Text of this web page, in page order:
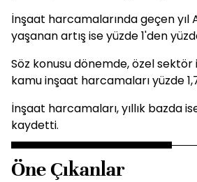
İnşaat harcamalarında geçen yıl
yaşanan artış ise yüzde 1'den
Söz konusu dönemde, özel
kamu inşaat harcamaları yüzde
İnşaat harcamaları, yıllık bazda
kaydetti.
Öne Çıkanlar